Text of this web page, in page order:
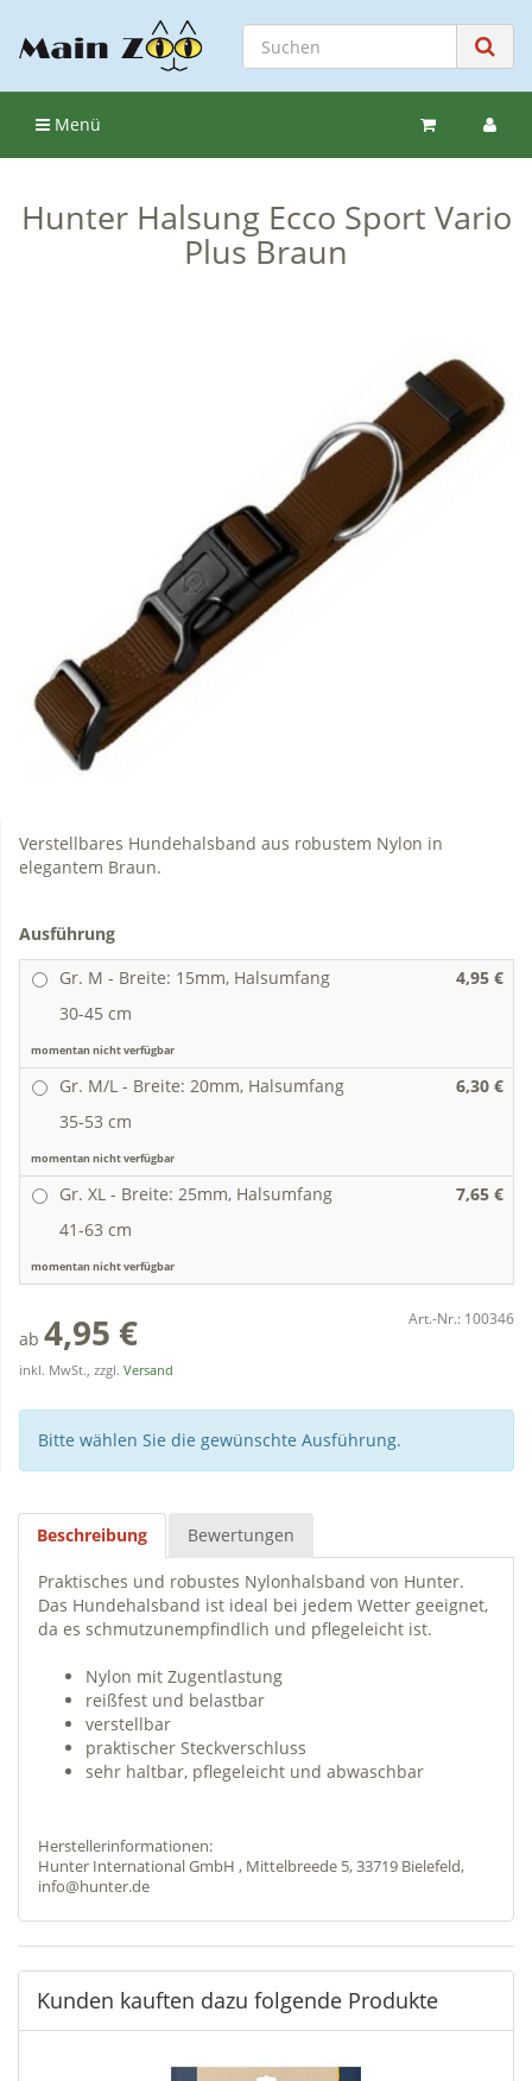
Menü
Hunter Halsung Ecco Sport Vario
Plus Braun
Verstellbares Hundehalsband aus robustem Nylon in
elegantem Braun.
Ausführung
Gr. M - Breite: 15mm, Halsumfang
30-45 cm
4,95 €
momentan nicht verfügbar
Gr. M/L - Breite: 20mm, Halsumfang
35-53 cm
6,30 €
momentan nicht verfügbar
Gr. XL - Breite: 25mm, Halsumfang
41-63 cm
7,65 €
momentan nicht verfügbar
ab 4,95 €
inkl. MwSt., zzgl. Versand
Art.-Nr.: 100346
Bitte wählen Sie die gewünschte Ausführung.
Beschreibung Bewertungen
Praktisches und robustes Nylonhalsband von Hunter.
Das Hundehalsband ist ideal bei jedem Wetter geeignet,
da es schmutzunempfindlich und pflegeleicht ist.
Nylon mit Zugentlastung
reißfest und belastbar
verstellbar
praktischer Steckverschluss
sehr haltbar, pflegeleicht und abwaschbar
Herstellerinformationen:
Hunter International GmbH , Mittelbreede 5, 33719 Bielefeld,
info@hunter.de
Kunden kauften dazu folgende Produkte